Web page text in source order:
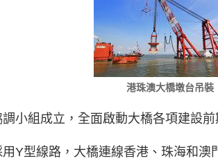
港珠澳大橋墩台吊裝
小組成立，全面啟動大橋各項建設
Y型線路，大橋連線香港、珠海和澳